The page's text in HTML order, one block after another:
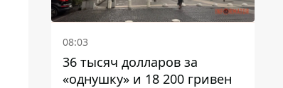
08:03
36 тысяч долларов за
«однушку» и 18 200 гривен